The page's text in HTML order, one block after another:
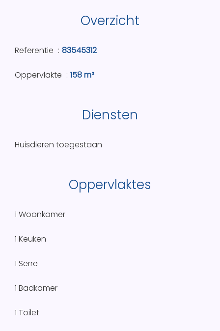
Overzicht
Referentie 83545312
Oppervlakte 158 m²
Diensten
Huisdieren toegestaan
Oppervlaktes
1 Woonkamer
1 Keuken
1 Serre
1 Badkamer
1 Toilet